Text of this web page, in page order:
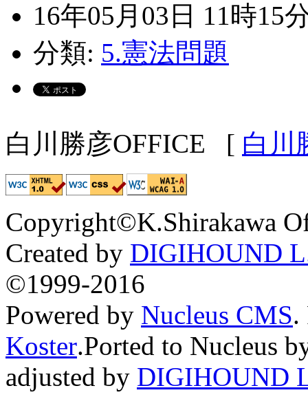
16年05月03日 11時15
分類: 5.憲法問題
白川勝彦OFFICE [ 白川
Copyright©K.Shirakawa
Created by DIGIHOUND
©1999-2016
Powered by Nucleus CMS.
Koster.Ported to Nucleus
adjusted by DIGIHOUND